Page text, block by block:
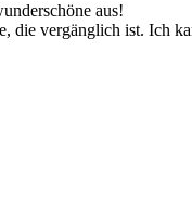
aus!
die vergänglich ist. Ich